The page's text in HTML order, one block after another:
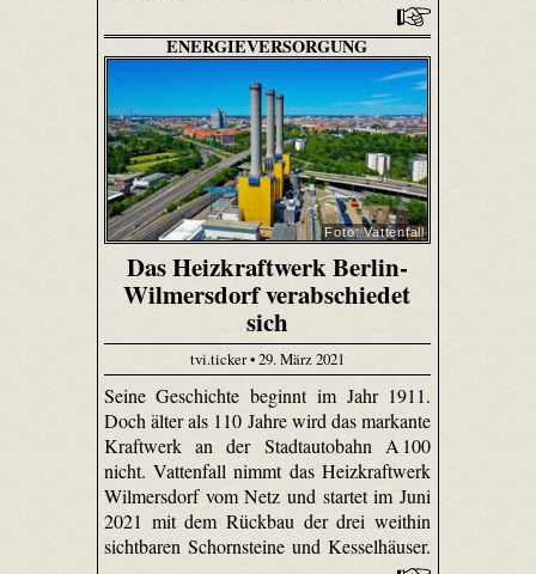
ENERGIEVERSORGUNG
Foto: Vattenfall
Das Heizkraftwerk Berlin-
Wilmersdorf verabschiedet
sich
tvi.ticker • 29. März 2021
Seine Geschichte beginnt im Jahr 1911.
Doch älter als 110 Jahre wird das markante
Kraftwerk an der Stadtautobahn A 100
nicht. Vattenfall nimmt das Heizkraftwerk
Wilmersdorf vom Netz und startet im Juni
2021 mit dem Rückbau der drei weithin
sichtbaren Schornsteine und Kesselhäuser.